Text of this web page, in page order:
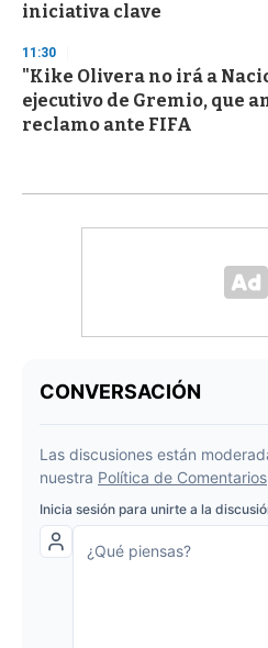
iniciativa clave
11:30
"Kike Olivera no irá a
ejecutivo de Gremio, que
reclamo ante FIFA